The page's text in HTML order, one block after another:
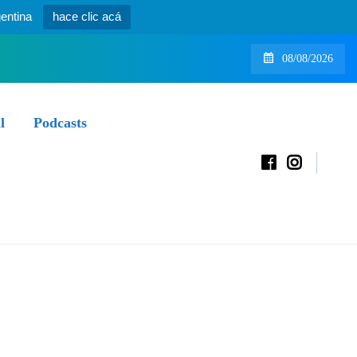
hace clic acá
08/08/2026
Podcasts